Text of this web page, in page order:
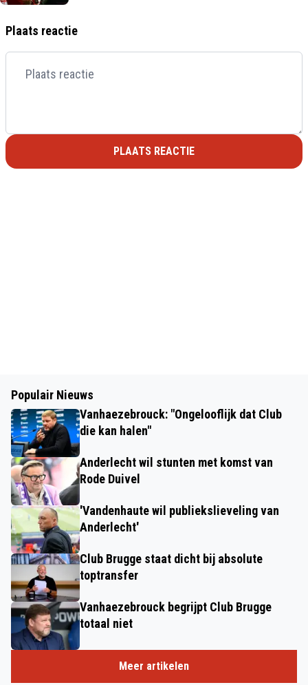
Plaats reactie
PLAATS REACTIE
Populair Nieuws
Vanhaezebrouck: "Ongelooflijk dat Club
die kan halen"
Anderlecht wil stunten met komst van
Rode Duivel
'Vandenhaute wil publiekslieveling van
Anderlecht'
Club Brugge staat dicht bij absolute
toptransfer
Vanhaezebrouck begrijpt Club Brugge
totaal niet
Meer artikelen